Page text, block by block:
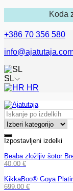
Koda
+386 70 356 580
SL
HR
Izpostavljeni izdelki
Beaba zložljiv šotor
40.00 €
KikkaBoo® Goya
699.00 €